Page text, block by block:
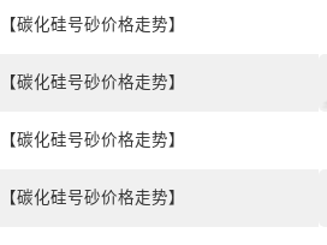
【碳化硅号砂价格走势】
【碳化硅号砂价格走势】
【碳化硅号砂价格走势】
【碳化硅号砂价格走势】